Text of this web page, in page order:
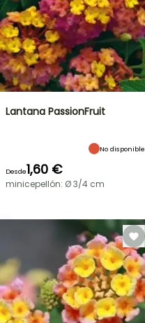
OFERTA
UN
30
%
DE
Lantana PassionFruit
No disponible
Desde1,60 €
minicepellón: Ø 3/4 cm